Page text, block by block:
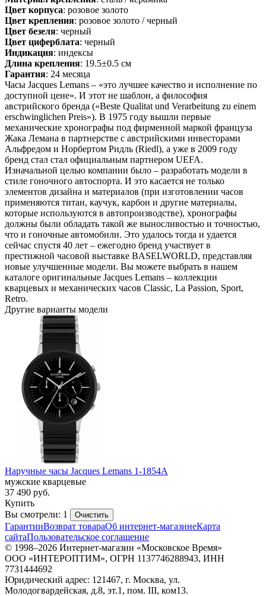
Цвет корпуса: розовое золото
Цвет крепления: розовое золото / черный
Цвет безеля: черный
Цвет циферблата: черный
Индикация: индексы
Длина крепления: 19.5±0.5 см
Гарантия: 24 месяца
Часы Jacques Lemans – «это лучшее качество и исполнение по
доступной цене». И этот не шаблон, а философия
австрийского бренда («Beste Qualitat und Verarbeitung zu einem
erschwinglichen Preis»). В 1975 году вышли первые
механические хронографы под фирменной маркой француза
Жака Лемана в партнерстве с австрийскими инвесторами
Альфредом и Норбертом Ридль (Riedl), а уже в 2009 году
бренд стал стал официальным партнером UEFA.
Изначальной целью компании было – разработать модели в
стиле гоночного автоспорта. И это касается не только
элементов дизайна и материалов (при изготовлении часов
применяются титан, каучук, карбон и другие материалы,
которые используются в автопроизводстве), хронографы
должны были обладать такой же выносливостью и точностью,
что и гоночные автомобили. Это удалось тогда и удается
сейчас спустя 40 лет – ежегодно бренд участвует в
престижной часовой выставке BASELWORLD, представляя
новые улучшенные модели. Вы можете выбрать в нашем
каталоге оригинальные Jacques Lemans – коллекции
кварцевых и механических часов Classic, La Passion, Sport,
Retro.
Другие варианты модели
Наручные часы Jacques Lemans 1-1854A
мужские кварцевые
37 490 руб.
Купить
Вы смотрели: 1
Очистить
ГарантииВозврат товараОб интернет-магазинеКарта
сайтаПользовательское соглашение
© 1998–2026 Интернет-магазин «Московское Время»
ООО «ИНТЕРОПТИМ», ОГРН 1137746288943, ИНН
7731444692
Юридический адрес: 121467, г. Москва, ул.
Молодогвардейская, д.8, эт.1, пом. III, ком13.